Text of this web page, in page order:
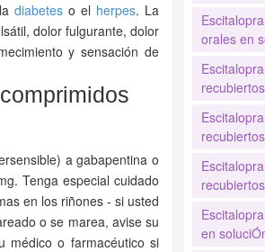
ladiabetes o el herpes. La
dolor fulgurante, dolor
y sensación de
a gabapentina o
Tenga especial cuidado
en los riñones - si usted
o se marea, avise su
médico o farmacéutico si
orales en
en